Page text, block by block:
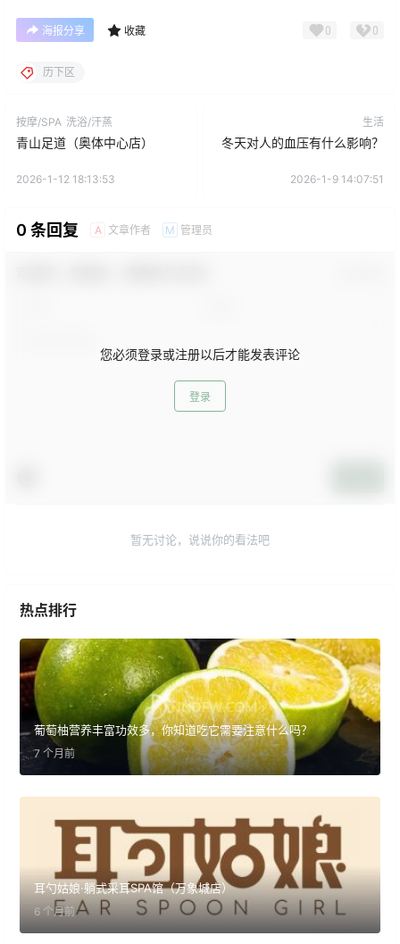
海报分享 收藏 0 0
历下区
按摩/SPA 洗浴/汗蒸
青山足道（奥体中心店）
2026-1-12 18:13:53
生活
冬天对人的血压有什么影响？
2026-1-9 14:07:51
0 条回复 A 文章作者 M 管理员
您必须登录或注册以后才能发表评论
登录
暂无讨论，说说你的看法吧
热点排行
葡萄柚营养丰富功效多，你知道吃它需要注意什么吗？
7 个月前
耳勺姑娘·躺式采耳SPA馆（万象城店）
6 个月前